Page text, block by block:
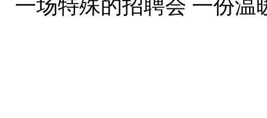
一场特殊的招聘会 一份温